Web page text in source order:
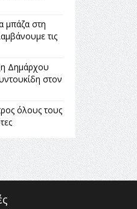
μπάζα στη
τις
Δημάρχου
στον
όλους τους
ένας
και
2026 |